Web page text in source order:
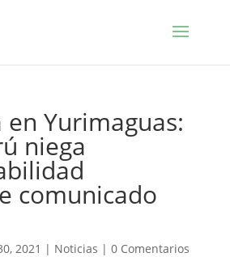
Yurimaguas:
niega
comunicado
2021 | Noticias | 0 Comentarios